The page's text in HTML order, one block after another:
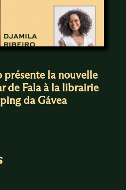
la nouvelle
de Fala à la librairie
da Gávea